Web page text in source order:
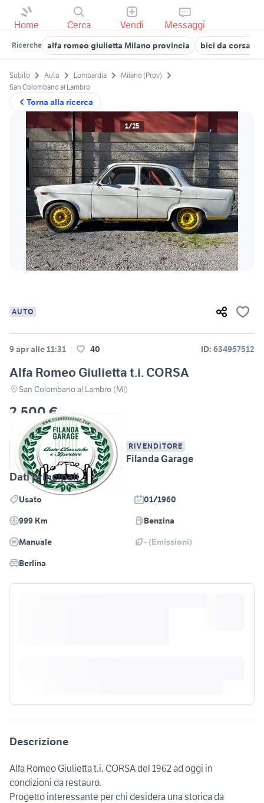
Home Cerca Vendi Messaggi
Ricerche alfa romeo giulietta Milano provincia bici da corsa
Torna alla ricerca
Subito Auto Lombardia
Milano (Prov)
San Colombano al Lambro
1/25
AUTO
9 apr alle 11:31 40 ID: 634957512
Alfa Romeo Giulietta t.i. CORSA
San Colombano al Lambro (MI)
2.500 €
RIVENDITORE
Filanda Garage
Dati principali
Usato
01/1960
999 Km
Benzina
Manuale
- (Emissioni)
Berlina
Descrizione
Alfa Romeo Giulietta t.i. CORSA del 1962 ad oggi in
condizioni da restauro.
Progetto interessante per chi desidera una storica da